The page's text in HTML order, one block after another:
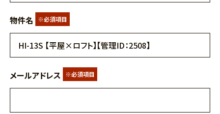
物件名 ※必須項目
メールアドレス ※必須項目